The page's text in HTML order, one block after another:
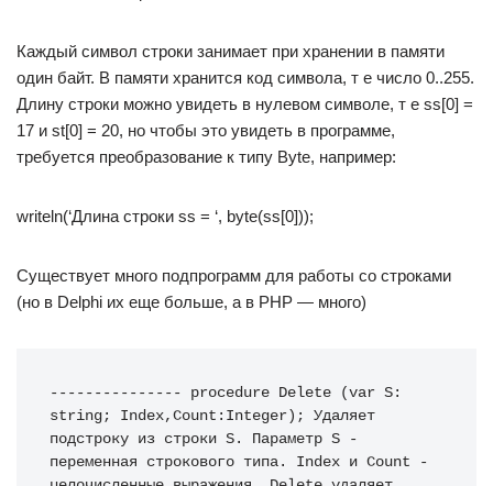
Каждый символ строки занимает при хранении в памяти
один байт. В памяти хранится код символа, т е число 0..255.
Длину строки можно увидеть в нулевом символе, т е ss[0] =
17 и st[0] = 20, но чтобы это увидеть в программе,
требуется преобразование к типу Byte, например:
writeln(‘Длина строки ss = ‘, byte(ss[0]));
Существует много подпрограмм для работы со строками
(но в Delphi их еще больше, а в PHP — много)
--------------- procedure Delete (var S:
string; Index,Count:Integer); Удаляет
подстроку из строки S. Параметр S -
переменная строкового типа. Index и Count -